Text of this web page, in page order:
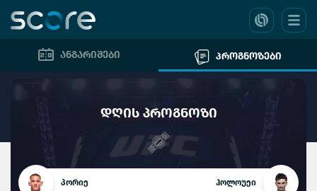
ანგარიშები პროგნოზები
დღის პროგნოზი
პორიე ჰოლოუეი